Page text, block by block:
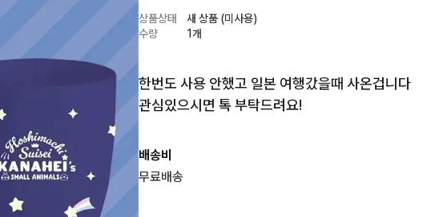
상품상태
새 상품 (미사용)
수량
1개
한번도 사용 안했고 일본 여행갔을때 사온겁니다
관심있으시면 톡 부탁드려요!
배송비
무료배송